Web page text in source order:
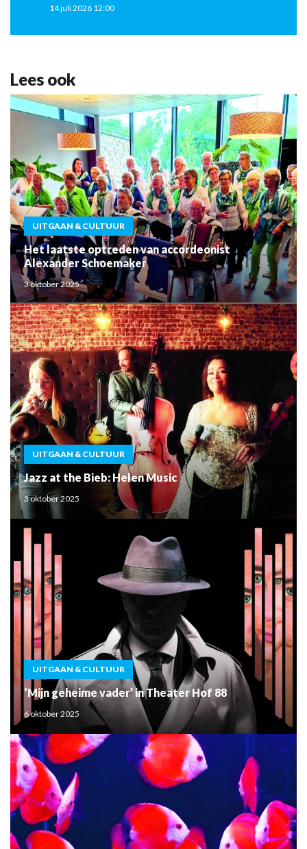
14 juli 2026 12:00
Lees ook
UITGAAN & CULTUUR
Het laatste optreden van accordeonist
Alexander Schoemaker
3 oktober 2025
UITGAAN & CULTUUR
Jazz at the Bieb: Helen Music
3 oktober 2025
UITGAAN & CULTUUR
‘Mijn geheime vader’ in Theater Hof 88
6 oktober 2025